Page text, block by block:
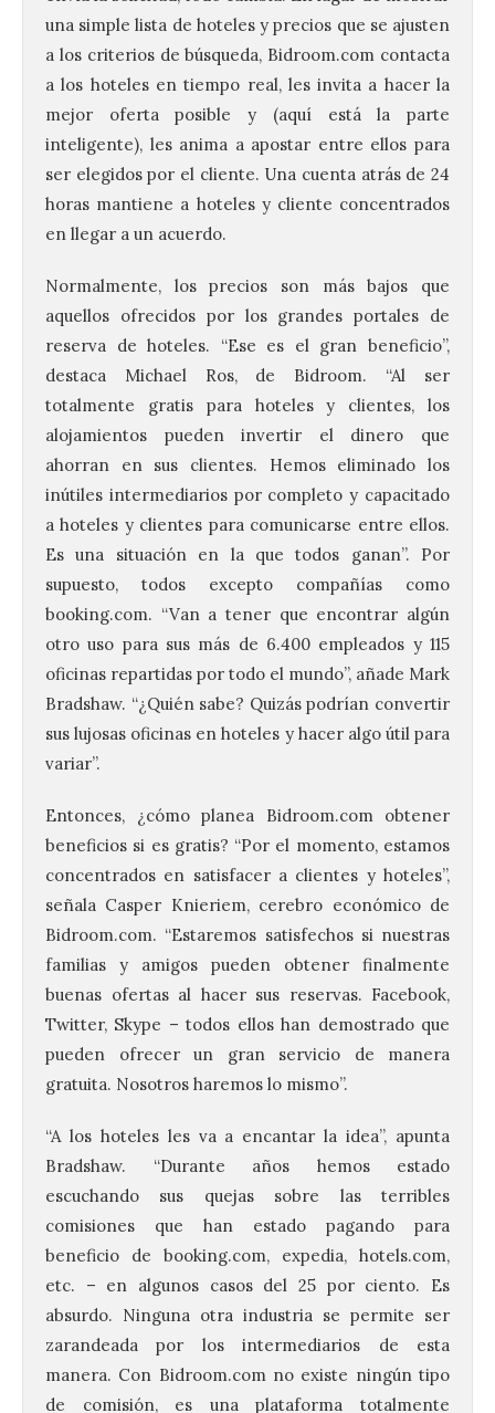
una simple lista de hoteles y precios que se ajusten
a los criterios de búsqueda, Bidroom.com contacta
a los hoteles en tiempo real, les invita a hacer la
mejor oferta posible y (aquí está la parte
inteligente), les anima a apostar entre ellos para
ser elegidos por el cliente. Una cuenta atrás de 24
horas mantiene a hoteles y cliente concentrados
en llegar a un acuerdo.
Normalmente, los precios son más bajos que
aquellos ofrecidos por los grandes portales de
reserva de hoteles. “Ese es el gran beneficio”,
destaca Michael Ros, de Bidroom. “Al ser
totalmente gratis para hoteles y clientes, los
alojamientos pueden invertir el dinero que
ahorran en sus clientes. Hemos eliminado los
inútiles intermediarios por completo y capacitado
a hoteles y clientes para comunicarse entre ellos.
Es una situación en la que todos ganan”. Por
supuesto, todos excepto compañías como
booking.com. “Van a tener que encontrar algún
otro uso para sus más de 6.400 empleados y 115
oficinas repartidas por todo el mundo”, añade Mark
Bradshaw. “¿Quién sabe? Quizás podrían convertir
sus lujosas oficinas en hoteles y hacer algo útil para
variar”.
Entonces, ¿cómo planea Bidroom.com obtener
beneficios si es gratis? “Por el momento, estamos
concentrados en satisfacer a clientes y hoteles”,
señala Casper Knieriem, cerebro económico de
Bidroom.com. “Estaremos satisfechos si nuestras
familias y amigos pueden obtener finalmente
buenas ofertas al hacer sus reservas. Facebook,
Twitter, Skype – todos ellos han demostrado que
pueden ofrecer un gran servicio de manera
gratuita. Nosotros haremos lo mismo”.
“A los hoteles les va a encantar la idea”, apunta
Bradshaw. “Durante años hemos estado
escuchando sus quejas sobre las terribles
comisiones que han estado pagando para
beneficio de booking.com, expedia, hotels.com,
etc. – en algunos casos del 25 por ciento. Es
absurdo. Ninguna otra industria se permite ser
zarandeada por los intermediarios de esta
manera. Con Bidroom.com no existe ningún tipo
de comisión, es una plataforma totalmente